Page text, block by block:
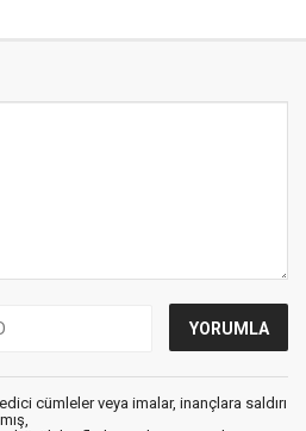
cümleler veya imalar, inançlara saldırı